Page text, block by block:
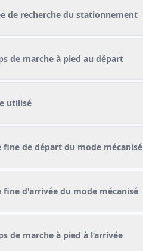
de recherche du stationnement
de marche à pied au départ
utilisé
fine de départ du mode mécanisé
fine d'arrivée du mode mécanisé
de marche à pied à l’arrivée